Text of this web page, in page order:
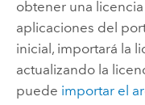
obtener una
aplicaciones del
inicial, importará la
actualizando la
puede importar el